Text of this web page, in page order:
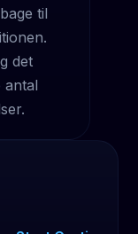
til
det
antal